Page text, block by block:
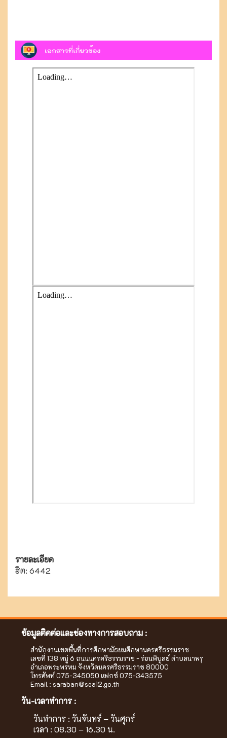
รายละเอียด
ฮิต: 6442
ข้อมูลติดต่อและช่องทางการสอบถาม :
สำนักงานเขตพื้นที่การศึกษามัธยมศึกษานครศรีธรรมราช
เลขที่ 138 หมู่ 6 ถนนนครศรีธรรมราช - ร่อนพิบูลย์ ตำบลนาพรุ
อำเภอพระพรหม จังหวัดนครศรีธรรมราช 80000
โทรศัพท์ 075-345050 แฟกซ์ 075-343575
Email : saraban@sea12.go.th
วัน-เวลาทำการ :
วันทำการ : วันจันทร์ – วันศุกร์
เวลา : 08.30 – 16.30 น.